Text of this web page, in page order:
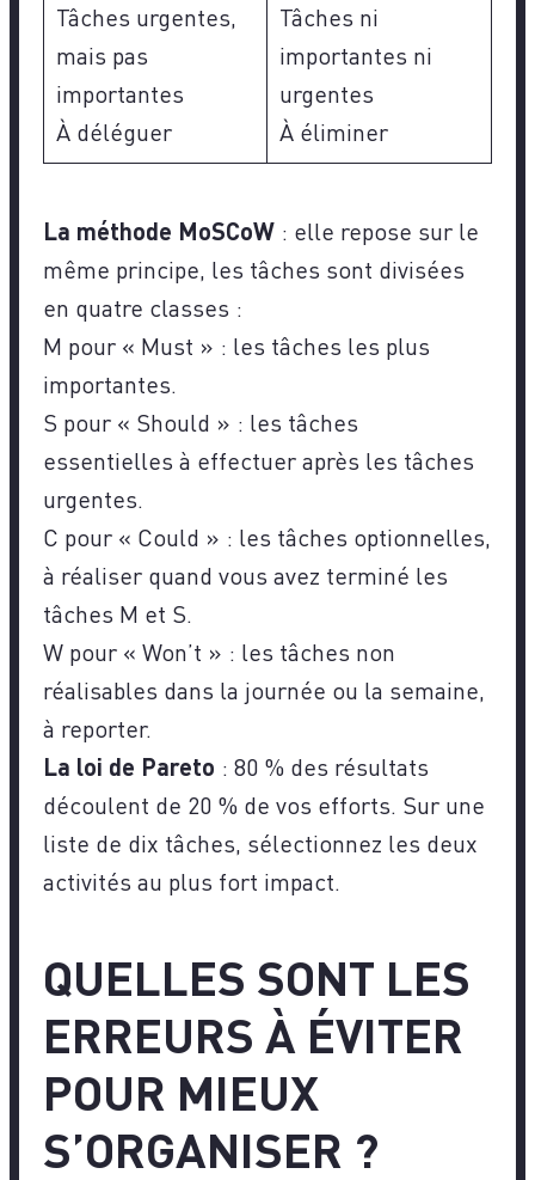
Tâches urgentes,
mais pas
importantes
À déléguer
Tâches ni
importantes ni
urgentes
À éliminer
La méthode MoSCoW : elle repose sur le
même principe, les tâches sont divisées
en quatre classes :
M pour « Must » : les tâches les plus
importantes.
S pour « Should » : les tâches
essentielles à effectuer après les tâches
urgentes.
C pour « Could » : les tâches optionnelles,
à réaliser quand vous avez terminé les
tâches M et S.
W pour « Won’t » : les tâches non
réalisables dans la journée ou la semaine,
à reporter.
La loi de Pareto : 80 % des résultats
découlent de 20 % de vos efforts. Sur une
liste de dix tâches, sélectionnez les deux
activités au plus fort impact.
QUELLES SONT LES
ERREURS À ÉVITER
POUR MIEUX
S’ORGANISER ?